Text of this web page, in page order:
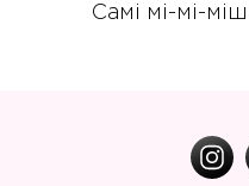
Самі мі-мі-